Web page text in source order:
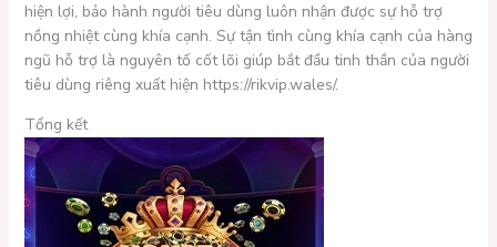
hiện lợi, bảo hành người tiêu dùng luôn nhận được sự hỗ trợ
nồng nhiệt cùng khía cạnh. Sự tận tình cùng khía cạnh của hàng
ngũ hỗ trợ là nguyên tố cốt lõi giúp bắt đầu tinh thần của người
tiêu dùng riêng xuất hiện https://rikvip.wales/.
Tổng kết